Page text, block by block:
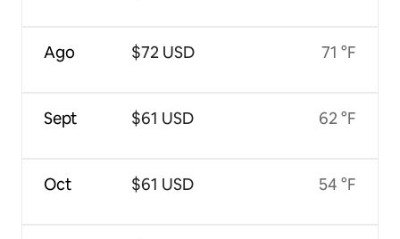
Ago
Sept
Oct
$72 USD
$61 USD
$61 USD
71 °F
62 °F
54 °F